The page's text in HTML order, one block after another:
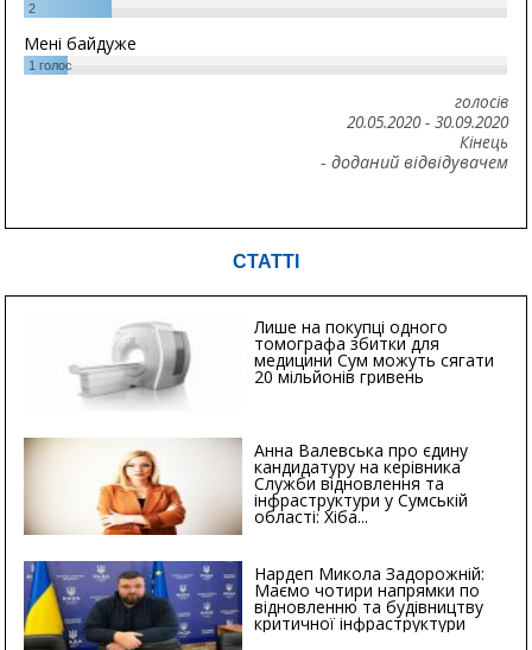
2
Мені байдуже
1 голос
голосів
20.05.2020- 30.09.2020
Кінець
- доданий відвідувачем
СТАТТІ
Лише на покупці одного
томографа збитки для
медицини Сум можуть сягати
20 мільйонів гривень
Анна Валевська про єдину
кандидатуру на керівника
Служби відновлення та
інфраструктури у Сумській
області: Хіба...
Нардеп Микола Задорожній:
Маємо чотири напрямки по
відновленню та будівництву
критичної інфраструктури